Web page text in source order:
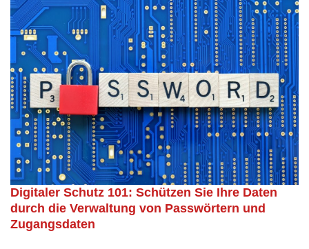
Digitaler Schutz 101: Schützen Sie Ihre Daten
durch die Verwaltung von Passwörtern und
Zugangsdaten